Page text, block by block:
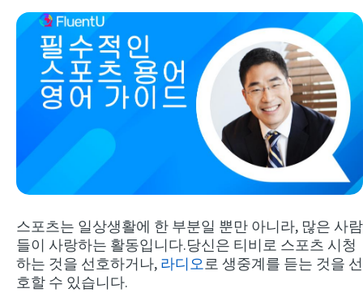
스포츠는 일상생활에 한 부분일 뿐만 아니라, 많은 사람
들이 사랑하는 활동입니다.당신은 티비로 스포츠 시청
하는 것을 선호하거나, 라디오로 생중계를 듣는 것을 선
호할 수 있습니다.